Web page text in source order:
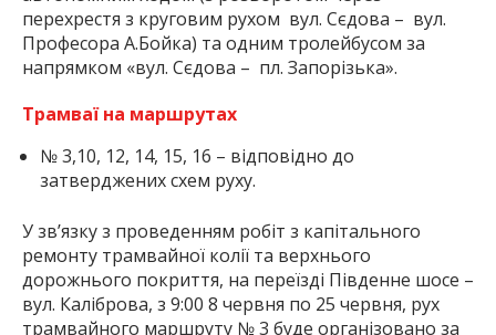
перехрестя з круговим рухом вул. Сєдова – вул.
Професора А.Бойка) та одним тролейбусом за
напрямком «вул. Сєдова – пл. Запорізька».
Трамваї на маршрутах
№ 3,10, 12, 14, 15, 16 – відповідно до
затверджених схем руху.
У зв’язку з проведенням робіт з капітального
ремонту трамвайної колії та верхнього
дорожнього покриття, на переїзді Південне шосе –
вул. Каліброва, з 9:00 8 червня по 25 червня, рух
трамвайного маршруту № 3 буде організовано за